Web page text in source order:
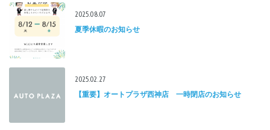
2025.08.07
夏季休暇のお知らせ
2025.02.27
【重要】オートプラザ西神店 一時閉店のお知らせ